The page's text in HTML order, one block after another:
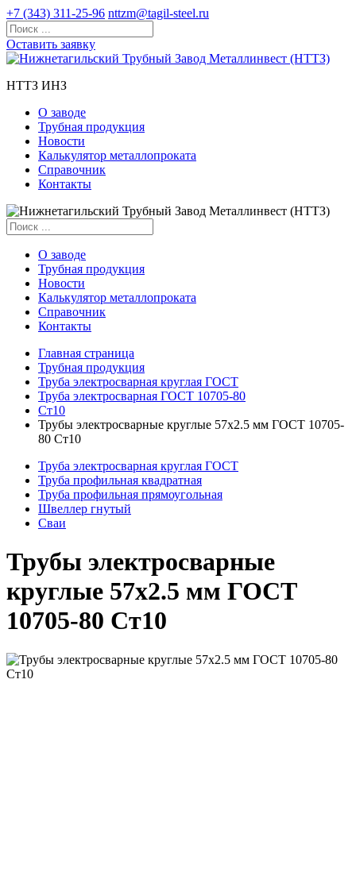
+7 (343) 311-25-96 nttzm@tagil-steel.ru
Оставить заявку
НТТЗ ИНЗ
О заводе
Трубная продукция
Новости
Калькулятор металлопроката
Справочник
Контакты
О заводе
Трубная продукция
Новости
Калькулятор металлопроката
Справочник
Контакты
Главная страница
Трубная продукция
Труба электросварная круглая ГОСТ
Труба электросварная ГОСТ 10705-80
Ст10
Трубы электросварные круглые 57x2.5 мм ГОСТ 10705-
80 Ст10
Труба электросварная круглая ГОСТ
Труба профильная квадратная
Труба профильная прямоугольная
Швеллер гнутый
Сваи
Трубы электросварные
круглые 57x2.5 мм ГОСТ
10705-80 Ст10